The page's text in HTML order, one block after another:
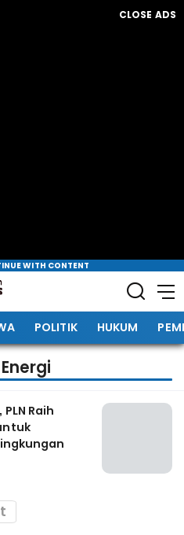
CLOSE ADS
WITH CONTENT
POLITIK HUKUM
Raih